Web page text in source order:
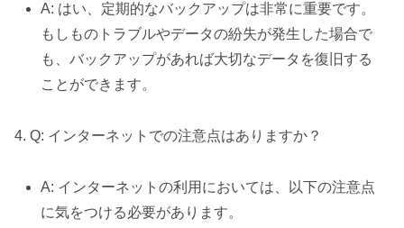
A: はい、定期的なバックアップは非常に重要です。
もしものトラブルやデータの紛失が発生した場合で
も、バックアップがあれば大切なデータを復旧する
ことができます。
4. Q: インターネットでの注意点はありますか？
A: インターネットの利用においては、以下の注意点
に気をつける必要があります。